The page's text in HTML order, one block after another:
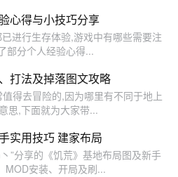
心得与小技巧分享
进行生存体验,游戏中有哪些需要注
部分个人经验心得...
打法及掉落图文攻略
值得去冒险的,因为哪里有不同于地上
思,下面就为大家带...
实用技巧 建家布局
”分享的《饥荒》基地布局图及新手
MOD安装、开局及刷...